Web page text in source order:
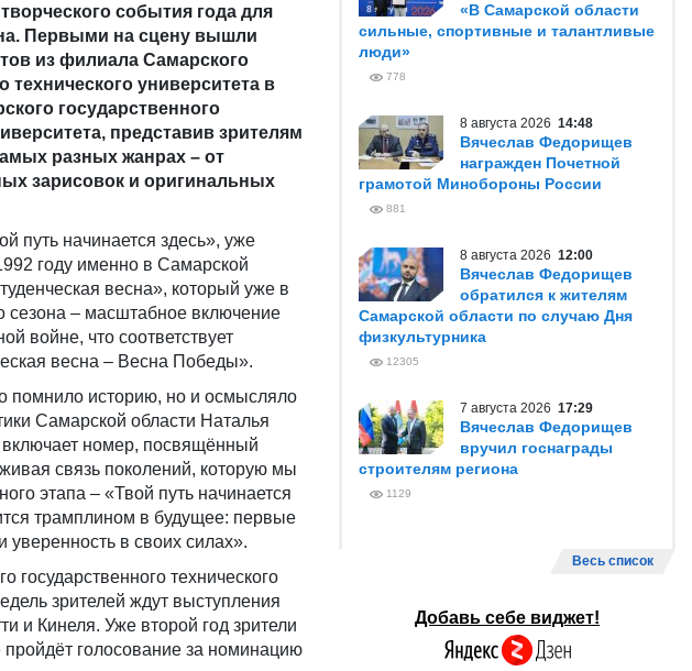
события года для
Первыми на сцену вышли
из филиала Самарского
технического университета в
государственного
представив зрителям
разных жанрах – от
зарисовок и оригинальных
путь начинается здесь», уже
году именно в Самарской
весна», который уже в
сезона – масштабное включение
войне, что соответствует
весна – Весна Победы».
помнило историю, но и осмысляло
Самарской области Наталья
включает номер, посвящённый
связь поколений, которую мы
этапа – «Твой путь начинается
трамплином в будущее: первые
в своих силах».
государственного технического
зрителей ждут выступления
и Кинеля. Уже второй год зрители
голосование за номинацию
«В Самарской области
сильные, спортивные и талантливые
люди»
778
8 августа 2026 14:48
Вячеслав Федорищев
награжден Почетной
грамотой Минобороны России
881
8 августа 2026 12:00
Вячеслав Федорищев
обратился к жителям
Самарской области по случаю Дня
физкультурника
12305
7 августа 2026 17:29
Вячеслав Федорищев
вручил госнаграды
строителям региона
1129
Весь список
Добавь себе виджет!